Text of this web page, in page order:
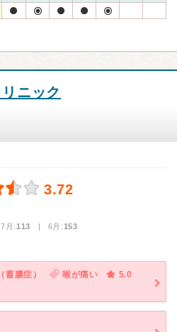
ニック
3.72
月:113 | 6月:153
蓄膿症） 喉が痛い
5.0